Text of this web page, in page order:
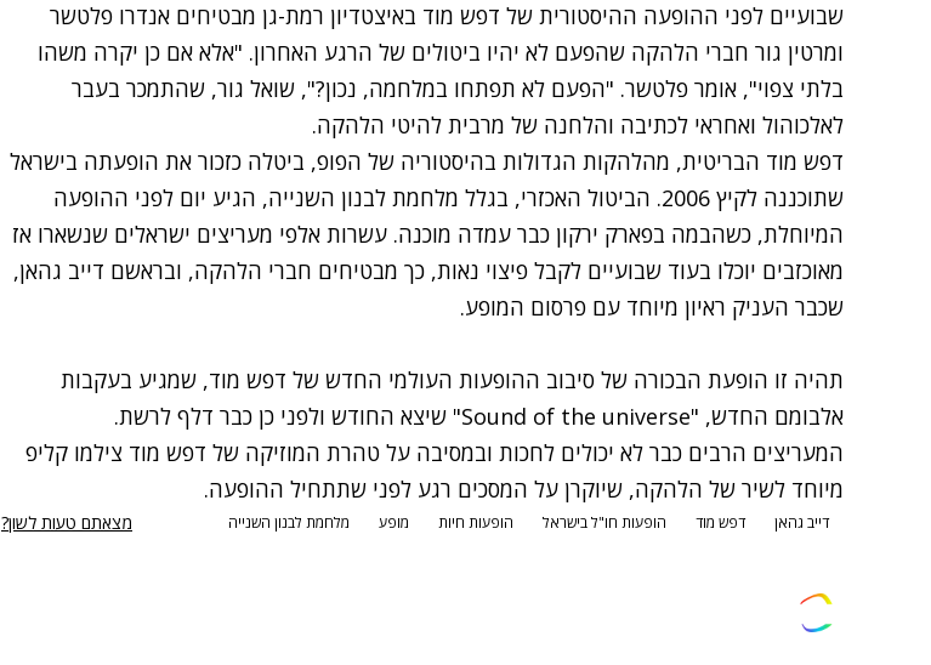
שבועיים לפני ההופעה ההיסטורית של דפש מוד באיצטדיון רמת-גן מבטיחים אנדרו פלטשר
ומרטין גור חברי הלהקה שהפעם לא יהיו ביטולים של הרגע האחרון. "אלא אם כן יקרה משהו
בלתי צפוי", אומר פלטשר. "הפעם לא תפתחו במלחמה, נכון?", שואל גור, שהתמכר בעבר
לאלכוהול ואחראי לכתיבה והלחנה של מרבית להיטי הלהקה.
דפש מוד הבריטית, מהלהקות הגדולות בהיסטוריה של הפופ, ביטלה כזכור את הופעתה בישראל
שתוכננה לקיץ 2006. הביטול האכזרי, בגלל מלחמת לבנון השנייה, הגיע יום לפני ההופעה
המיוחלת, כשהבמה בפארק ירקון כבר עמדה מוכנה. עשרות אלפי מעריצים ישראלים שנשארו אז
מאוכזבים יוכלו בעוד שבועיים לקבל פיצוי נאות, כך מבטיחים חברי הלהקה, ובראשם דייב גהאן,
שכבר העניק ראיון מיוחד עם פרסום המופע.
תהיה זו הופעת הבכורה של סיבוב ההופעות העולמי החדש של דפש מוד, שמגיע בעקבות
אלבומם החדש, "Sound of the universe" שיצא החודש ולפני כן כבר
דלף לרשת.
המעריצים הרבים כבר לא יכולים לחכות ובמסיבה על טהרת המוזיקה של דפש מוד צילמו קליפ
מיוחד לשיר של הלהקה, שיוקרן על המסכים רגע לפני שתתחיל ההופעה.
דייב גהאן דפש מוד הופעות חו"ל בישראל הופעות חיות מופע מלחמת לבנון השנייה מצאתם טעות לשון?